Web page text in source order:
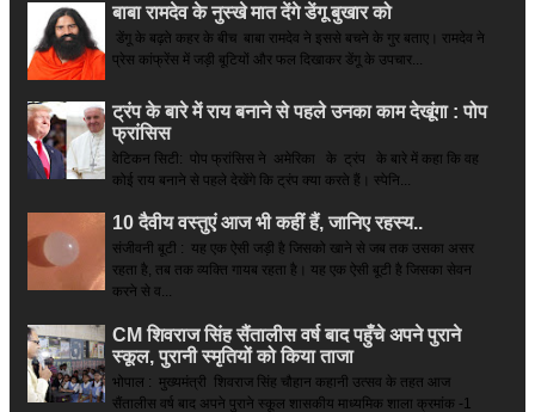
बाबा रामदेव के नुस्खे मात देंगे डेंगू बुखार को
डेंगू के बढ़ते कहर के बीच बाबा रामदेव ने इससे बचने के गुर बताए। रामदेव ने
प्रेस कांफ्रेंस में जड़ी बूटियों और फल दिखाकर डेंगू के उपचार...
ट्रंप के बारे में राय बनाने से पहले उनका काम देखूंगा : पोप
फ्रांसिस
वेटिकन सिटी: पोप फ्रांसिस ने अमेरिका के ट्रंप के बारे में कहा कि वह
कोई राय बनाने से पहले देखेंगे कि ट्रंप क्या करते हैं। स्पेनि...
10 दैवीय वस्तुएं आज भी कहीं हैं, जानिए रहस्य..
संजीवनी बूटी : यह एक ऐसी जड़ी है जिसको खाने से जब तक उसका असर
रहता है, तब तक व्यक्ति गायब रहता है। यह एक ऐसी बूटी है जिसका सेवन
करने से व...
CM शिवराज सिंह सैंतालीस वर्ष बाद पहुँचे अपने पुराने
स्कूल, पुरानी स्मृतियों को किया ताजा
भोपाल : मुख्यमंत्री शिवराज सिंह चौहान कहानी उत्सव के तहत आज
सैंतालीस वर्ष बाद अपने पुराने स्कूल शासकीय माध्यमिक शाला क्रमांक -1